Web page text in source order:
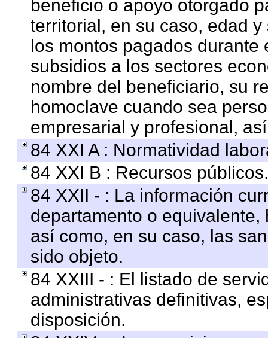
beneficio o apoyo otorgado
territorial, en su caso, edad
los montos pagados
subsidios a los sectores
nombre del beneficiario, su
homoclave cuando sea
empresarial y profesional,
84 XXI A : Normatividad
84 XXI B : Recursos públicos.
84 XXII - : La información
departamento o
así como, en su caso, las
sido objeto.
84 XXIII - : El listado de
administrativas definitivas,
disposición.